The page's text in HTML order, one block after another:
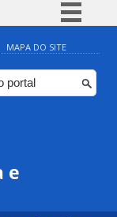
BR
MAPA DO SITE
e